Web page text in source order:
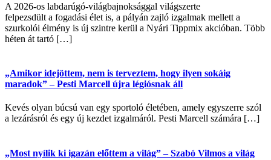
A 2026-os labdarúgó-világbajnoksággal világszerte
felpezsdült a fogadási élet is, a pályán zajló izgalmak mellett a
szurkolói élmény is új szintre kerül a Nyári Tippmix akcióban. Több
héten át tartó […]
„Amikor idejöttem, nem is terveztem, hogy ilyen sokáig
maradok” – Pesti Marcell újra légiósnak áll
Kevés olyan búcsú van egy sportoló életében, amely egyszerre szól
a lezárásról és egy új kezdet izgalmáról. Pesti Marcell számára […]
„Most nyílik ki igazán előttem a világ” – Szabó Vilmos a világ